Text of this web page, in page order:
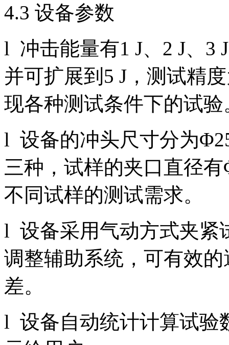
4.3 设备参数
l 冲击能量有1 J、2 J、3
并可扩展到5 J，测试精
现各种测试条件下的试验
l 设备的冲头尺寸分为
三种，试样的夹口直径
不同试样的测试需求。
l 设备采用气动方式夹紧
调整辅助系统，可有效
差。
l 设备自动统计计算试验